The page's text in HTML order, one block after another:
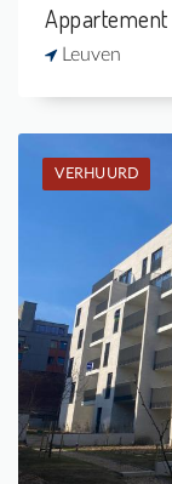
Appartement
Leuven
VERHUURD